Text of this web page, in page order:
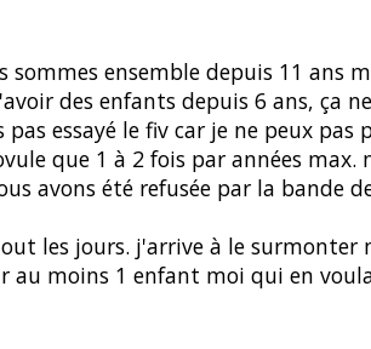
ensemble depuis 11 ans
des enfants depuis 6 ans, ça
essayé le fiv car je ne peux pas
que 1 à 2 fois par années max.
avons été refusée par la bande
les jours. j'arrive à le surmonter
au moins 1 enfant moi qui en